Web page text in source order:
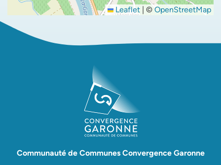
Leaflet | ©OpenStreetMap
Communauté de Communes Convergence Garonne